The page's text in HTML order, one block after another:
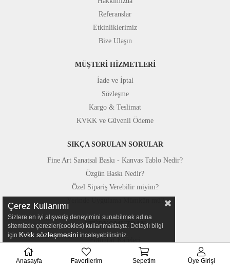
Referanslar
Etkinliklerimiz
Bize Ulaşın
MÜŞTERİ HİZMETLERİ
İade ve İptal
Sözleşme
Kargo & Teslimat
KVKK ve Güvenli Ödeme
SIKÇA SORULAN SORULAR
Fine Art Sanatsal Baskı - Kanvas Tablo Nedir?
Özgün Baskı Nedir?
Özel Sipariş Verebilir miyim?
STÜDYOMUZDAN
Fotoğraf Kareleri
Basında Canvastar
Çerez Kullanımı
Sizlere en iyi alışveriş deneyimini sunabilmek adına
sitemizde çerezler(cookies) kullanmaktayız. Detaylı bilgi
için Kvkk sözleşmesini inceleyebilirsiniz.
Anasayfa Favorilerim Sepetim Üye Girişi